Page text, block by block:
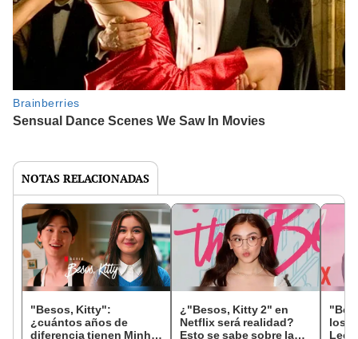
NOTAS RELACIONADAS
"Besos, Kitty":
¿cuántos años de
diferencia tienen Minho
¿"Besos, Kitty 2" en
Netflix será realidad?
Esto se sabe sobre la
los
Lee